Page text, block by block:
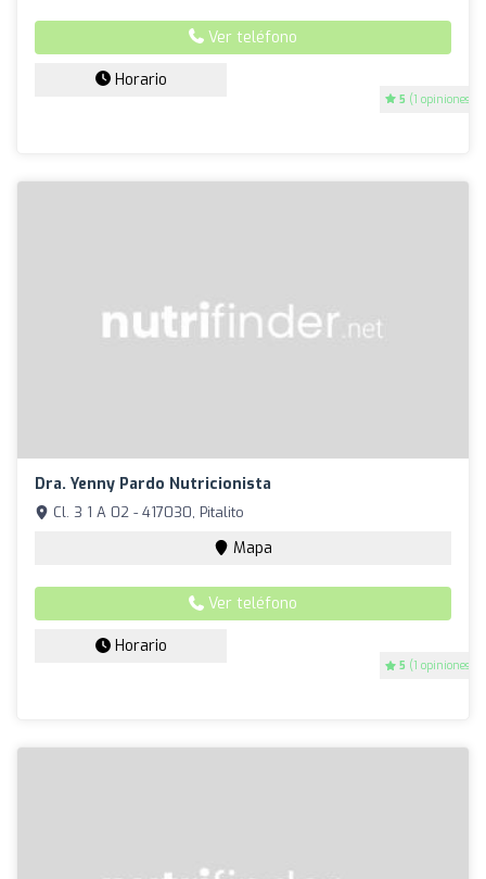
5 (1 opiniones)
Ver teléfono
Horario
Dra. Yenny Pardo Nutricionista
5 (1 opiniones)
Cl. 3 1 A 02 - 417030, Pitalito
Mapa
Ver teléfono
Horario